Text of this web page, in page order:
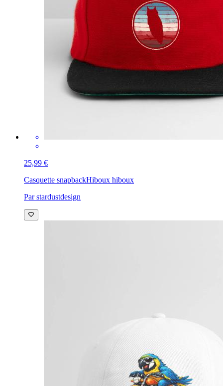
25,99 €
Casquette snapbackHiboux hiboux
Par stardustdesign